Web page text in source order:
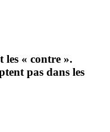
les « contre ».
pas dans les